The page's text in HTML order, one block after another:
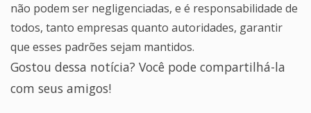
não podem ser negligenciadas, e é responsabilidade de
todos, tanto empresas quanto autoridades, garantir
que esses padrões sejam mantidos.
Gostou dessa notícia? Você pode compartilhá-la
com seus amigos!